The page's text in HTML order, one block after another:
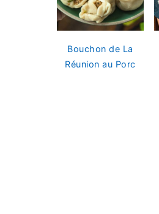
Bouchon de La
Réunion au Porc